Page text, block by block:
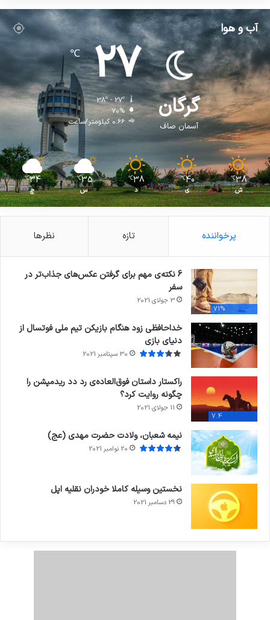
آب و هوا
گرگان
آسمان صاف
27
℃
38º - 27º
70%
0.66 کیلومتر/ساعت
38
℃
ش
40
℃
ی
38
℃
د
35
℃
س
34
℃
چ
پرخواننده تازه نظرها
71%
6 نکته‌ی مهم برای گرفتن عکس‌های جذاب‌تر در
سفر
3 جولای 2021
خداحافظی زود هنگام بازیکن تیم ملی فوتسال از
دنیای بازی
30 سپتامبر 2021
7.4
راکستار داستان فوق‌العاده‌ی رد دد ریدمپشن را
چگونه روایت کرد؟
11 جولای 2021
نیمه شعبان، ولادت حضرت مهدی (عج)
20 نوامبر 2021
نخستین وسیله کاملا خودران نقلیه اپل
29 دسامبر 2021